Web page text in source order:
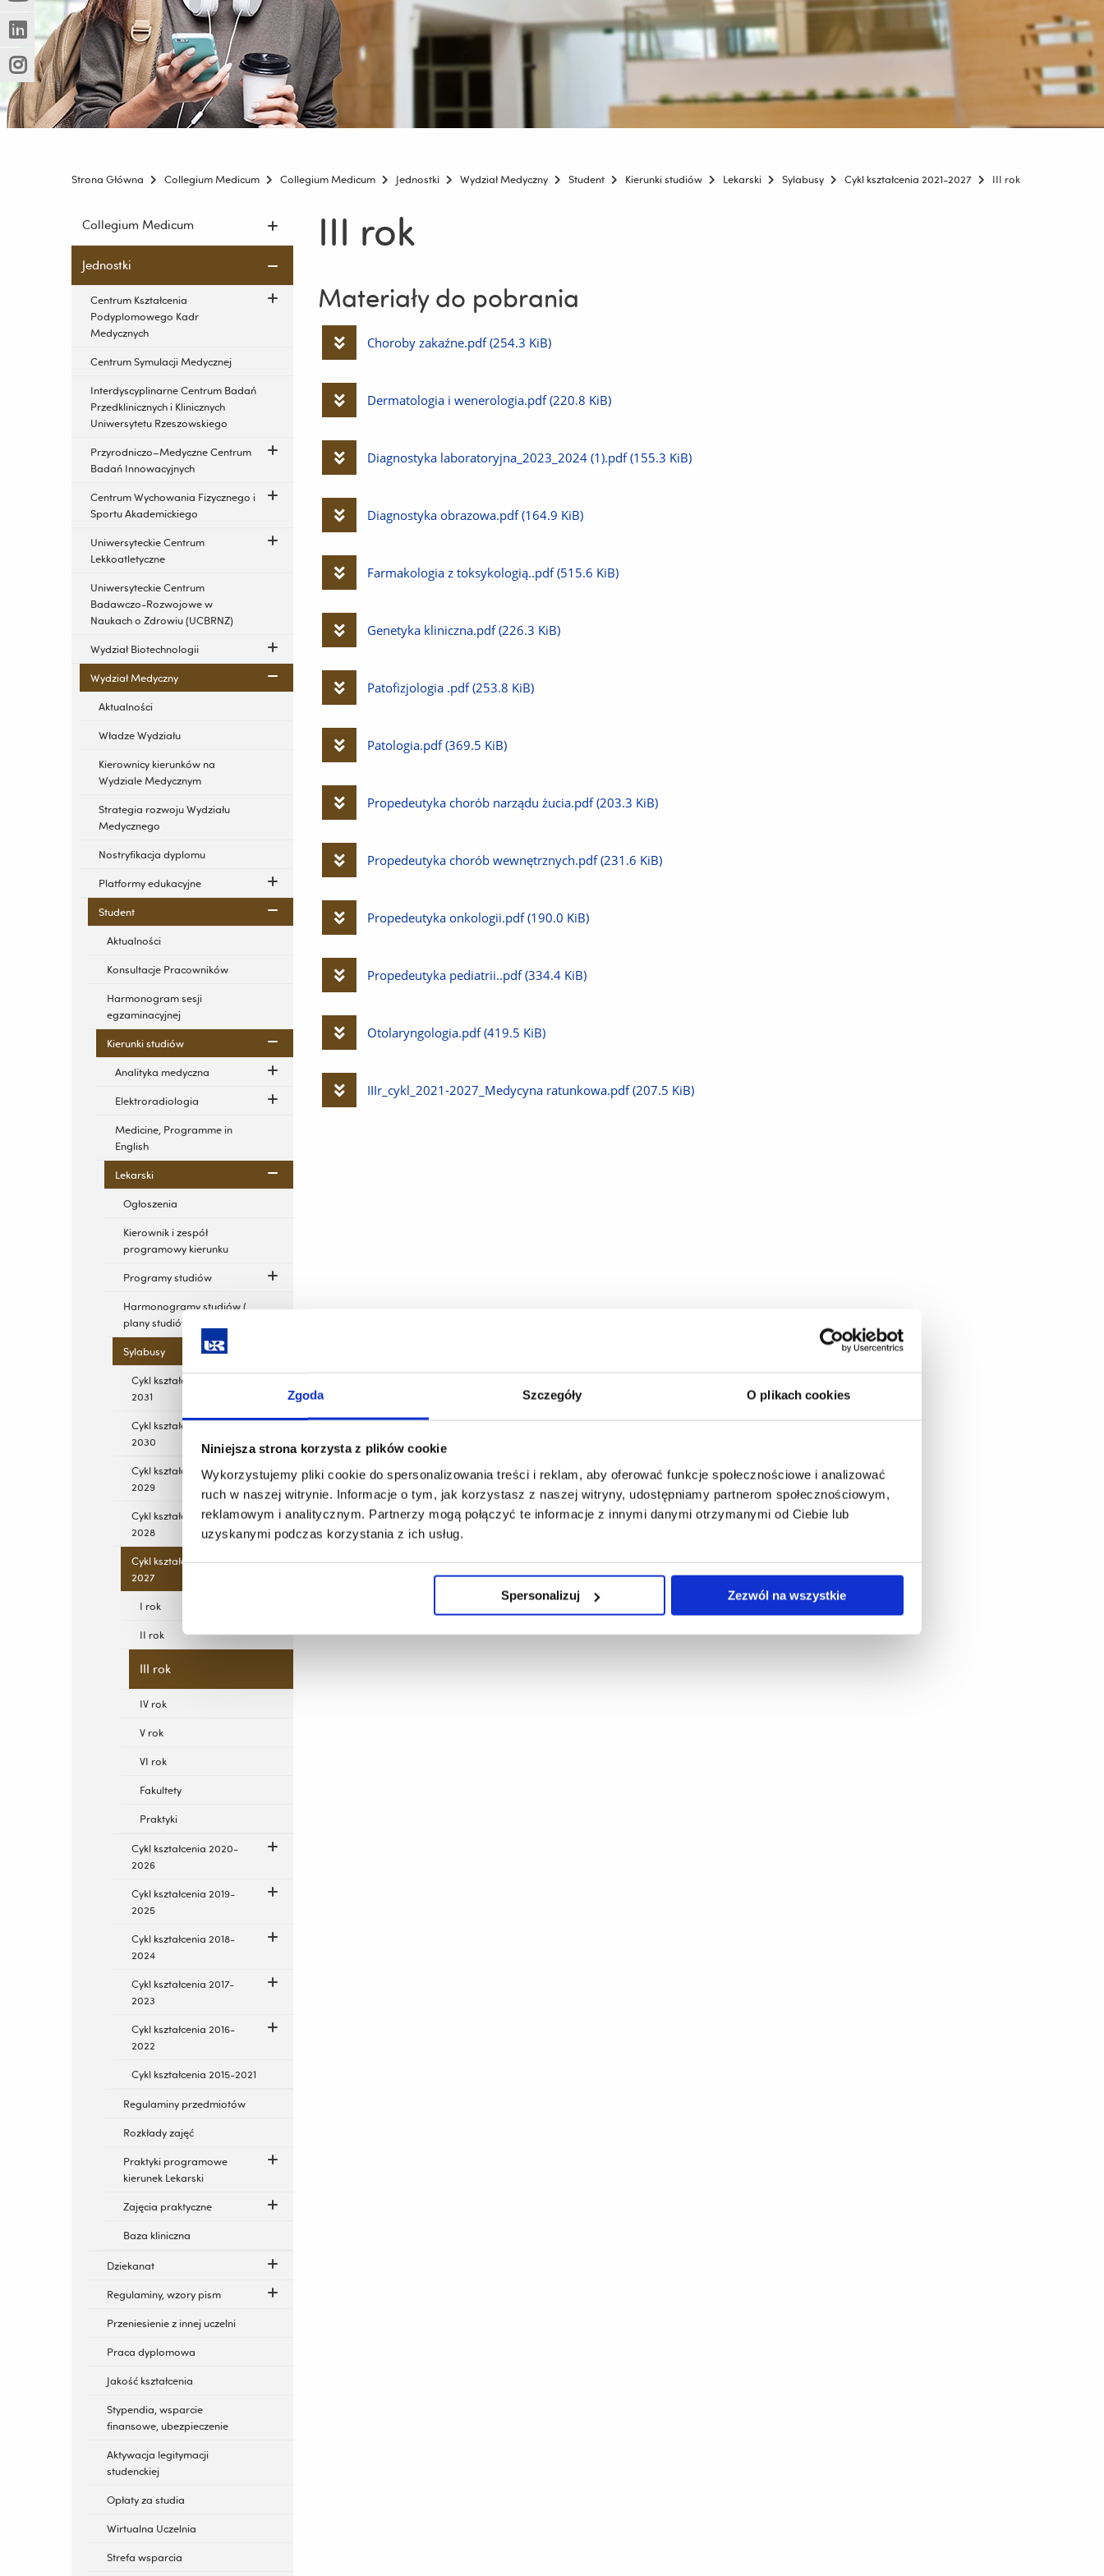
Zgoda Szczegóły O plikach cookies
Niniejsza strona korzysta z plików cookie
Wykorzystujemy pliki cookie do spersonalizowania treści i reklam, aby oferować funkcje społecznościowe i analizować
ruch w naszej witrynie. Informacje o tym, jak korzystasz z naszej witryny, udostępniamy partnerom społecznościowym,
reklamowym i analitycznym. Partnerzy mogą połączyć te informacje z innymi danymi otrzymanymi od Ciebie lub
uzyskanymi podczas korzystania z ich usług.
Spersonalizuj Zezwól na wszystkie
innej
strony)
okno)
do
innej
strony)
(Nowe
okno)
(Link
do
innej
strony)
(Nowe
okno)
(Link
do
innej
strony)
Strona Główna Collegium Medicum Collegium Medicum Jednostki Wydział Medyczny Student Kierunki studiów Lekarski Sylabusy Cykl kształcenia 2021-2027 III rok
Pomiń
i
przejdź
do
treści
Collegium Medicum
Jednostki
Centrum Kształcenia
Podyplomowego Kadr
Medycznych
Centrum Symulacji Medycznej
Interdyscyplinarne Centrum Badań
Przedklinicznych i Klinicznych
Uniwersytetu Rzeszowskiego
Przyrodniczo–Medyczne Centrum
Badań Innowacyjnych
Centrum Wychowania Fizycznego i
Sportu Akademickiego
Uniwersyteckie Centrum
Lekkoatletyczne
Uniwersyteckie Centrum
Badawczo-Rozwojowe w
Naukach o Zdrowiu (UCBRNZ)
Wydział Biotechnologii
Wydział Medyczny
Aktualności
Władze Wydziału
Kierownicy kierunków na
Wydziale Medycznym
Strategia rozwoju Wydziału
Medycznego
Nostryfikacja dyplomu
Platformy edukacyjne
Student
Aktualności
Konsultacje Pracowników
Harmonogram sesji
egzaminacyjnej
Kierunki studiów
Analityka medyczna
Elektroradiologia
Medicine, Programme in
English
Lekarski
Ogłoszenia
Kierownik i zespół
programowy kierunku
Programy studiów
Harmonogramy studiów (
plany studiów)
Sylabusy
Cykl kształcenia 2025-
2031
Cykl kształcenia 2024-
2030
Cykl kształcenia 2023-
2029
Cykl kształcenia 2022-
2028
Cykl kształcenia 2021-
2027
I rok
II rok
III rok
IV rok
V rok
VI rok
Fakultety
Praktyki
Cykl kształcenia 2020-
2026
Cykl kształcenia 2019-
2025
Cykl kształcenia 2018-
2024
Cykl kształcenia 2017-
2023
Cykl kształcenia 2016-
2022
Cykl kształcenia 2015-2021
Regulaminy przedmiotów
Rozkłady zajęć
Praktyki programowe
kierunek Lekarski
Zajęcia praktyczne
Baza kliniczna
Dziekanat
Regulaminy, wzory pism
Przeniesienie z innej uczelni
Praca dyplomowa
Jakość kształcenia
Stypendia, wsparcie
finansowe, ubezpieczenie
Aktywacja legitymacji
studenckiej
Opłaty za studia
Wirtualna Uczelnia
Strefa wsparcia
III rok
Materiały do pobrania
Pobierz
Choroby zakaźne.pdf (254.3 KiB)
Pobierz
Dermatologia i wenerologia.pdf (220.8 KiB)
Pobierz
Diagnostyka laboratoryjna_2023_2024 (1).pdf (155.3 KiB)
Pobierz
Diagnostyka obrazowa.pdf (164.9 KiB)
Pobierz
Farmakologia z toksykologią..pdf (515.6 KiB)
Pobierz
Genetyka kliniczna.pdf (226.3 KiB)
Pobierz
Patofizjologia .pdf (253.8 KiB)
Pobierz
Patologia.pdf (369.5 KiB)
Pobierz
Propedeutyka chorób narządu żucia.pdf (203.3 KiB)
Pobierz
Propedeutyka chorób wewnętrznych.pdf (231.6 KiB)
Pobierz
Propedeutyka onkologii.pdf (190.0 KiB)
Pobierz
Propedeutyka pediatrii..pdf (334.4 KiB)
Pobierz
Otolaryngologia.pdf (419.5 KiB)
Pobierz
IIIr_cykl_2021-2027_Medycyna ratunkowa.pdf (207.5 KiB)